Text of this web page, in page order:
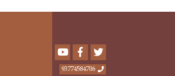
Youtube Facebook
93774584706